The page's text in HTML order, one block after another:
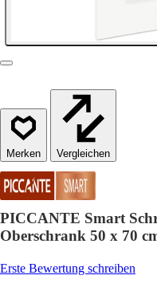
Vergleichen
PICCANTE Smart
Oberschrank 50 x 70
Erste Bewertung schreiben